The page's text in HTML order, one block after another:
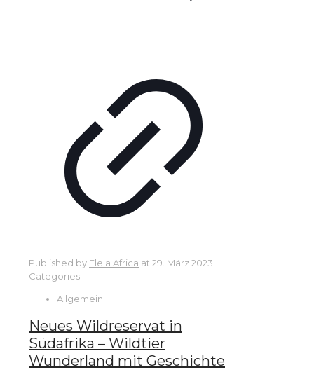
Published by Elela Africa at 29. März 2023
Categories
Allgemein
Neues Wildreservat in
Südafrika – Wildtier
Wunderland mit Geschichte